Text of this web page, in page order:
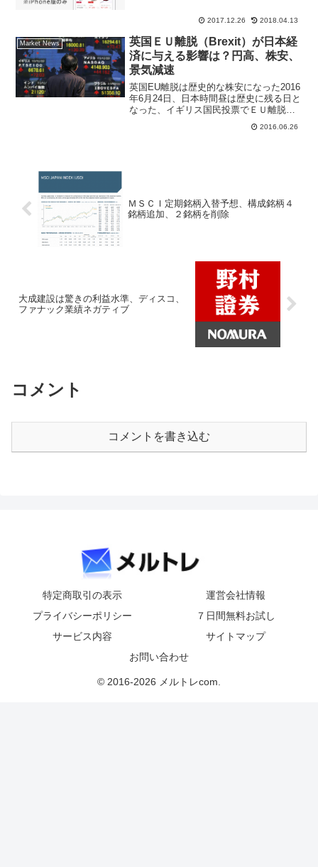
たが非上場時からのベンチャーキャピタ
ルが保有株を市場で売...
2017.12.26 2018.04.13
Market News
英国ＥＵ離脱（Brexit）が日本経
済に与える影響は？円高、株安、
景気減速
英国EU離脱は歴史的な株安になった2016
年6月24日、日本時間昼は歴史に残る日と
なった、イギリス国民投票でＥＵ離脱
(Brexit)が投票多数により確定した。世界
中は英国残留(Bremain)期待が高まってい
2016.06.26
ＭＳＣＩ定期銘柄入替予想、構成銘柄４
銘柄追加、２銘柄を削除
大成建設は驚きの利益水準、ディスコ、
ファナック業績ネガティブ
コメント
コメントを書き込む
特定商取引の表示
運営会社情報
プライバシーポリシー
７日間無料お試し
サービス内容
サイトマップ
お問い合わせ
© 2016-2026 メルトレcom.